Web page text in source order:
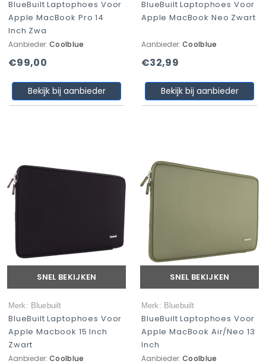
BlueBuilt Laptophoes Voor
Apple MacBook Pro 14
Inch Zwa
Aanbieder: Coolblue
€99,00
Bekijk bij aanbieder
BlueBuilt Laptophoes Voor
Apple MacBook Neo Zwart
Aanbieder: Coolblue
€32,99
Bekijk bij aanbieder
SNEL BEKIJKEN
Merk: Bluebuilt
BlueBuilt Laptophoes Voor
Apple Macbook 15 Inch
Zwart
Aanbieder: Coolblue
SNEL BEKIJKEN
Merk: Bluebuilt
BlueBuilt Laptophoes Voor
Apple MacBook Air/Neo 13
Inch
Aanbieder: Coolblue